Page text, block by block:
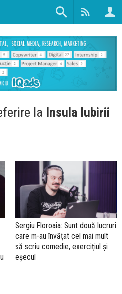
la Insula Iubirii
Sergiu Floroaia: Sunt două lucruri
care m-au învățat cel mai mult
să scriu comedie, exercițiul și
eșecul